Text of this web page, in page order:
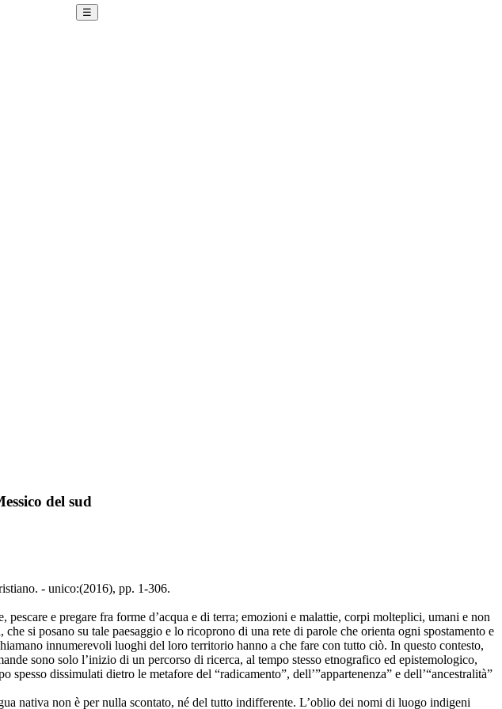
☰
del sud
- unico:(2016), pp. 1-306.
e pregare fra forme d’acqua e di terra; emozioni e malattie, corpi molteplici, umani e non
si posano su tale paesaggio e lo ricoprono di una rete di parole che orienta ogni spostamento e
innumerevoli luoghi del loro territorio hanno a che fare con tutto ciò. In questo contesto,
sono solo l’inizio di un percorso di ricerca, al tempo stesso etnografico ed epistemologico,
dissimulati dietro le metafore del “radicamento”, dell’”appartenenza” e dell’“ancestralità”
nativa non è per nulla scontato, né del tutto indifferente. L’oblio dei nomi di luogo indigeni